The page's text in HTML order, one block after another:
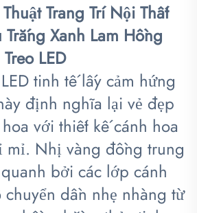
Trang Trí Nội Thất
Xanh Lam Hồng
LED
tinh tế lấy cảm hứng
định nghĩa lại vẻ đẹp
với thiết kế cánh hoa
mỉ. Nhị vàng đồng trung
bởi các lớp cánh
dần nhẹ nhàng từ